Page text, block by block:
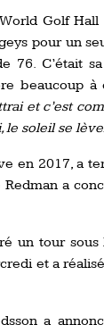
Golf
pour un
76. C’était
beaucoup à
et c’est
le soleil se
en 2017, a
a
un tour
et a
a